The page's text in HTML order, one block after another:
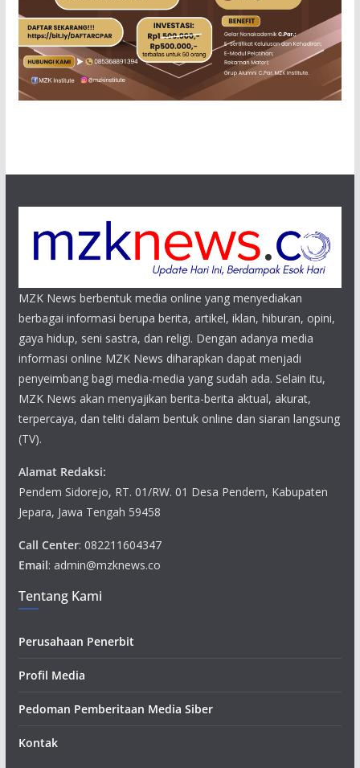
MZK News berbentuk media online yang menyediakan
berbagai informasi berupa berita, artikel, iklan, hiburan, opini,
gaya hidup, seni sastra, dan religi. Dengan adanya media
informasi online MZK News diharapkan dapat menjadi
penyeimbang bagi media-media yang sudah ada. Selain itu,
MZK News akan menyajikan berita-berita aktual, akurat,
terpercaya, dan teliti dalam bentuk online dan siaran langsung
(TV).
Alamat Redaksi:
Pendem Sidorejo, RT. 01/RW. 01 Desa Pendem, Kabupaten
Jepara, Jawa Tengah 59458
Call Center: 082211604347
Email: admin@mzknews.co
Tentang Kami
Perusahaan Penerbit
Profil Media
Pedoman Pemberitaan Media Siber
Kontak